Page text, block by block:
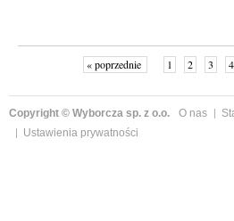
« poprzednie 1 2 3 4
Copyright © Wyborcza sp. z o.o. O nas
Ustawienia prywatności